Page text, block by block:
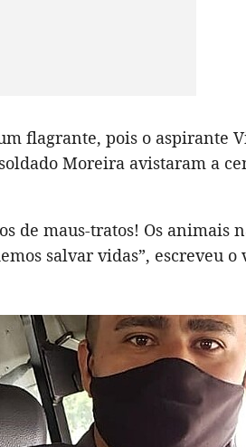
flagrante, pois o aspirante
Moreira avistaram a
de maus-tratos! Os animais
salvar vidas”, escreveu o